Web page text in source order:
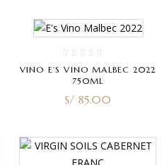
VINO E’S VINO MALBEC 2022
750ML
S/ 85.00